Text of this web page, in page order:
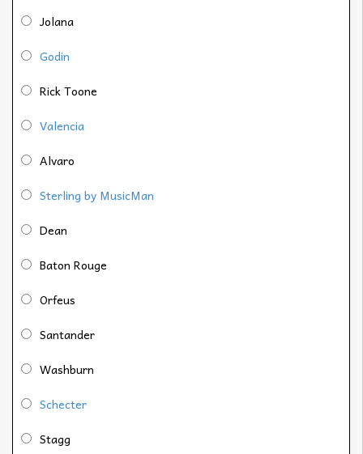
Jolana
Godin
Rick Toone
Valencia
Alvaro
Sterling by MusicMan
Dean
Baton Rouge
Orfeus
Santander
Washburn
Schecter
Stagg